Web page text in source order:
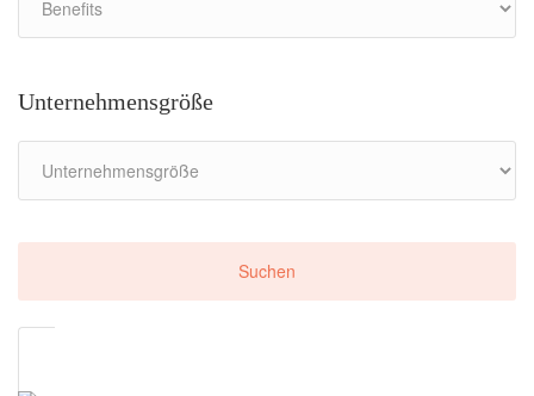
Unternehmensgröße